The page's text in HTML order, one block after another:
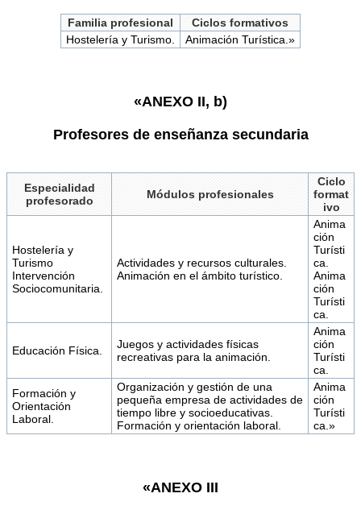
Familia profesional
Ciclos formativos
Hostelería y Turismo.
Animación Turística.»
«ANEXO II, b)
Profesores de enseñanza secundaria
Especialidad
profesorado
Módulos profesionales
Ciclo
format
ivo
Hostelería y
Turismo
Intervención
Sociocomunitaria.
Actividades y recursos culturales.
Animación en el ámbito turístico.
Anima
ción
Turísti
ca.
Anima
ción
Turísti
ca.
Educación Física.
Juegos y actividades físicas
recreativas para la animación.
Anima
ción
Turísti
ca.
Formación y
Orientación
Laboral.
Organización y gestión de una
pequeña empresa de actividades de
tiempo libre y socioeducativas.
Formación y orientación laboral.
Anima
ción
Turísti
ca.»
«ANEXO III